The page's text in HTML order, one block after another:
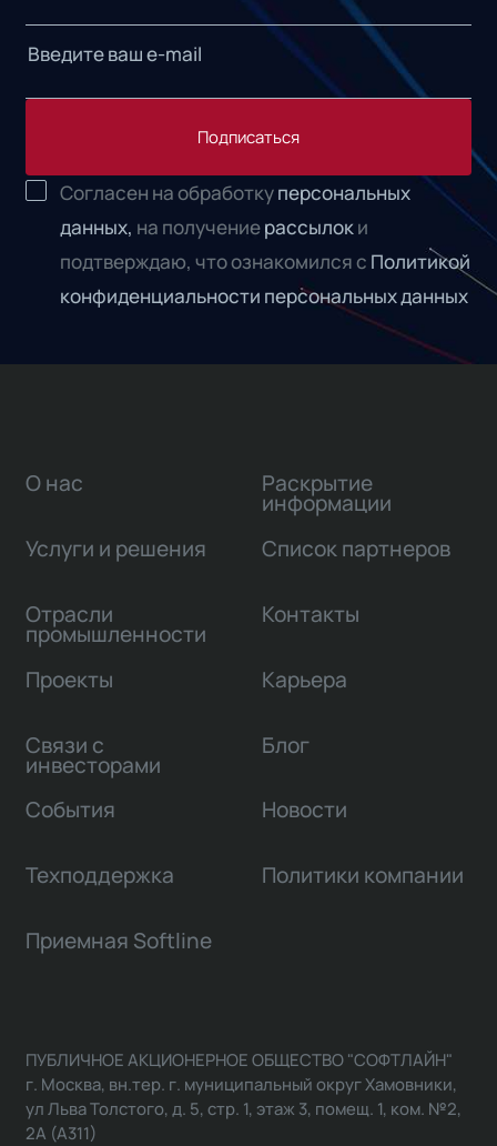
Подписаться
Согласен на обработкуперсональных
данных, на получениерассылоки
подтверждаю, что ознакомился с Политикой
конфиденциальности персональных данных
О нас
Услуги и решения
Отрасли
промышленности
Проекты
Связи с
инвесторами
Раскрытие
информации
Список партнеров
Контакты
Карьера
Блог
События Новости
Техподдержка Политики компании
Приемная Softline
ПУБЛИЧНОЕ АКЦИОНЕРНОЕ ОБЩЕСТВО "СОФТЛАЙН"
г. Москва, вн.тер. г. муниципальный округ Хамовники,
ул Льва Толстого, д. 5, стр. 1, этаж 3, помещ. 1, ком. №2,
2А (А311)